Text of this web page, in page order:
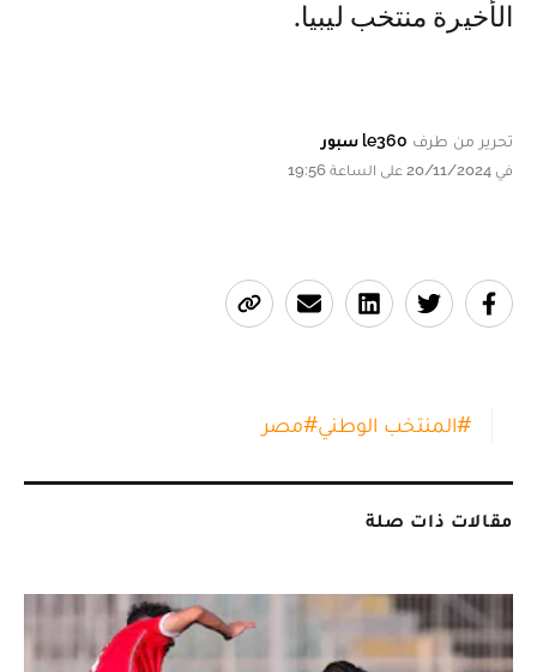
الأخيرة منتخب ليبيا.
تحرير من طرف le360 سبور
في 20/11/2024 على الساعة 19:56
#المنتخب الوطني#مصر
مقالات ذات صلة